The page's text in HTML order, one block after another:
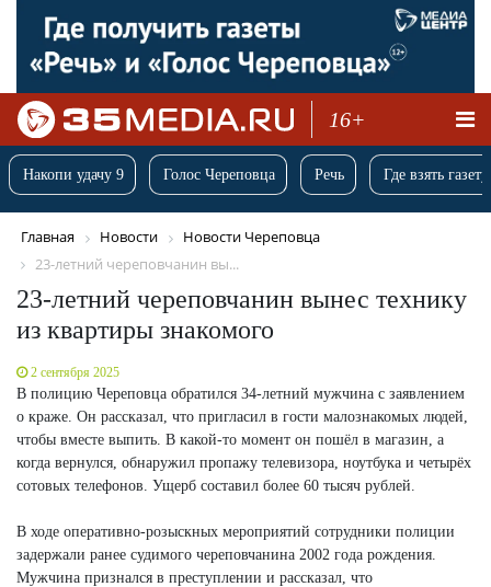
16+
Накопи удачу 9 Голос Череповца Речь Где взять
Главная Новости
Новости Череповца
23-летний череповчанин вы...
23-летний череповчанин вынес технику
из квартиры знакомого
2 сентября 2025
В полицию Череповца обратился 34-летний мужчина с заявлением
о краже. Он рассказал, что пригласил в гости малознакомых людей,
чтобы вместе выпить. В какой-то момент он пошёл в магазин, а
когда вернулся, обнаружил пропажу телевизора, ноутбука и четырёх
сотовых телефонов. Ущерб составил более 60 тысяч рублей.
В ходе оперативно-розыскных мероприятий сотрудники полиции
задержали ранее судимого череповчанина 2002 года рождения.
Мужчина признался в преступлении и рассказал, что